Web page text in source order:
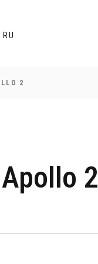
RU
2
2